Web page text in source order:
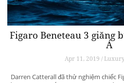
Figaro Beneteau 3 giăng
Á
Apr 11, 2019 /
Darren Catterall đã thử nghiệm chiếc